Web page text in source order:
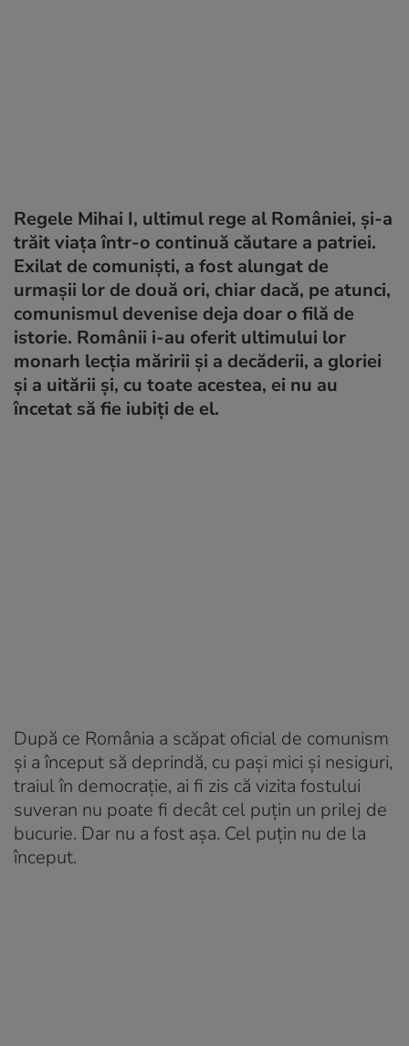
Regele Mihai I, ultimul rege al României, și-a
trăit viața într-o continuă căutare a patriei.
Exilat de comuniști, a fost alungat de
urmașii lor de două ori, chiar dacă, pe atunci,
comunismul devenise deja doar o filă de
istorie. Românii i-au oferit ultimului lor
monarh lecția măririi și a decăderii, a gloriei
și a uitării și, cu toate acestea, ei nu au
încetat să fie iubiți de el.
După ce România a scăpat oficial de comunism
și a început să deprindă, cu pași mici și nesiguri,
traiul în democrație, ai fi zis că vizita fostului
suveran nu poate fi decât cel puțin un prilej de
bucurie. Dar nu a fost așa. Cel puțin nu de la
început.